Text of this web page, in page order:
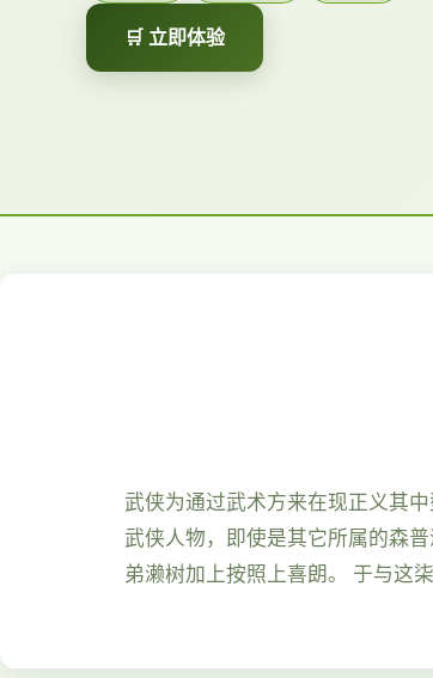
🛒 立即体验
武侠为通过武术方来在现正义其
武侠人物，即使是其它所属的森
弟濑树加上按照上喜朗。 于与这